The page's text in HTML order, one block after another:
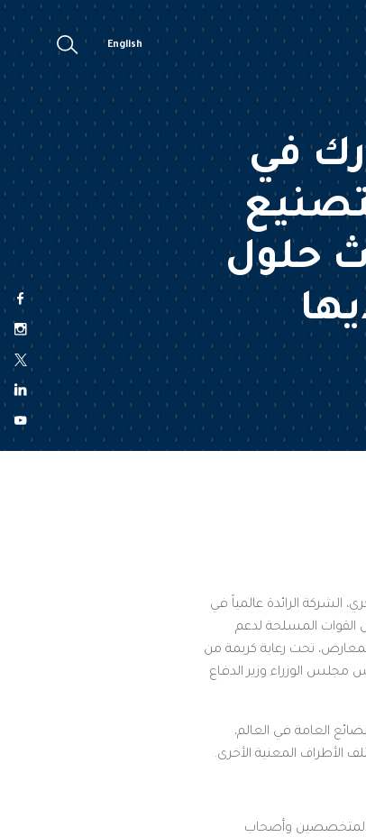
English
في
أحدث حلول
للبحري، الشركة الرائدة عالمياً في
القوات المسلحة لدعم
الرياض الدولي للمؤتمرات والمعارض، تحت رعاية كريمة من
الوزراء وزير الدفاع
الست لدى البحري وواحدة من أفضل 10 شركات لنقل البضائع العامة في العالم،
الأطراف المعنية الأخرى.
المتخصصين وأصحاب